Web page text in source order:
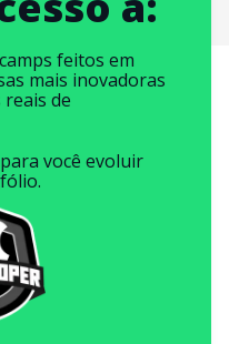
feitos em
mais inovadoras
de
você evoluir